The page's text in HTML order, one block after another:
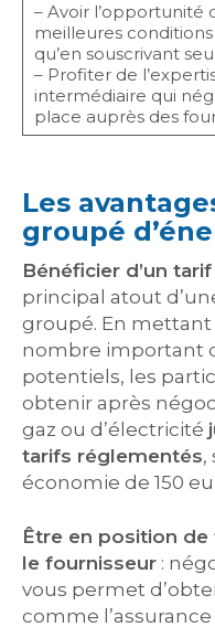
– Avoir l’opportunité
meilleures
qu’en souscrivant
– Profiter de
intermédiaire qui
place auprès des
Les
groupé
Bénéficier d’un
principal atout
groupé. En mettant
nombre important
potentiels, les
obtenir après
gaz ou d’électricité
tarifs réglementés,
économie de 150
Être en position
le fournisseur :
vous permet
comme